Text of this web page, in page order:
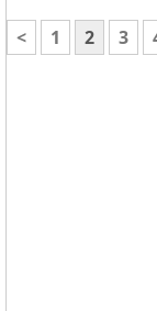
< 1 2 3